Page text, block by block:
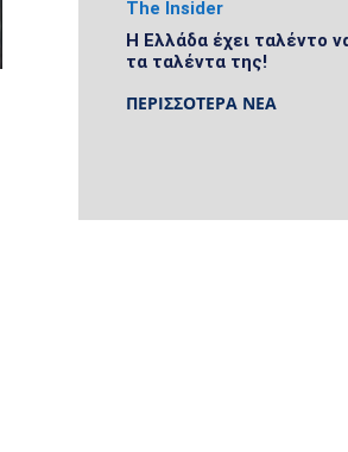
The Insider
Η Ελλάδα έχει ταλέντο
τα ταλέντα της!
ΠΕΡΙΣΣΟΤΕΡΑ ΝΕΑ